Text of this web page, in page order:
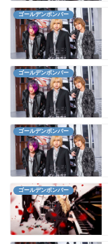
ゴールデンボンバー
ゴールデンボンバー
ゴールデンボンバー
ゴールデンボンバー